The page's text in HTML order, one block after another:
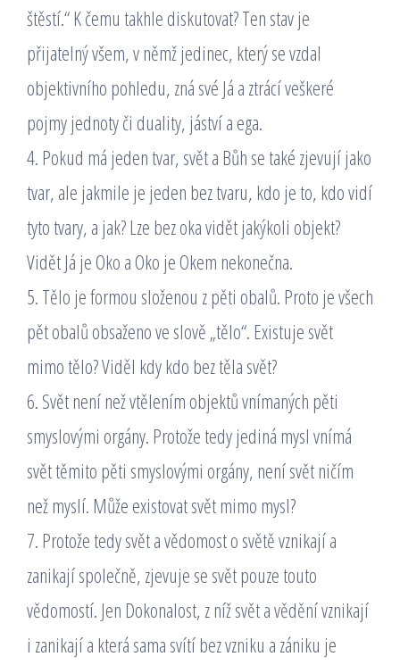
štěstí.“ K čemu takhle diskutovat? Ten stav je
přijatelný všem, v němž jedinec, který se vzdal
objektivního pohledu, zná své Já a ztrácí veškeré
pojmy jednoty či duality, jáství a ega.
4. Pokud má jeden tvar, svět a Bůh se také zjevují jako
tvar, ale jakmile je jeden bez tvaru, kdo je to, kdo vidí
tyto tvary, a jak? Lze bez oka vidět jakýkoli objekt?
Vidět Já je Oko a Oko je Okem nekonečna.
5. Tělo je formou složenou z pěti obalů. Proto je všech
pět obalů obsaženo ve slově „tělo“. Existuje svět
mimo tělo? Viděl kdy kdo bez těla svět?
6. Svět není než vtělením objektů vnímaných pěti
smyslovými orgány. Protože tedy jediná mysl vnímá
svět těmito pěti smyslovými orgány, není svět ničím
než myslí. Může existovat svět mimo mysl?
7. Protože tedy svět a vědomost o světě vznikají a
zanikají společně, zjevuje se svět pouze touto
vědomostí. Jen Dokonalost, z níž svět a vědění vznikají
i zanikají a která sama svítí bez vzniku a zániku je